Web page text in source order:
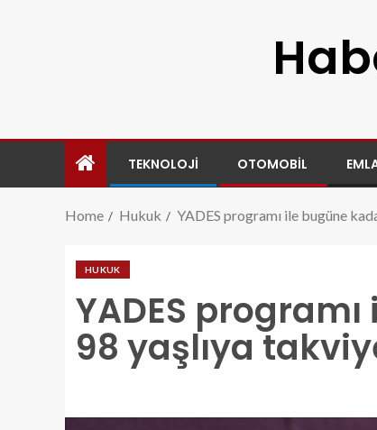
TEKNOLOJI OTOMOBIL
Home Hukuk YADES programı ile bugüne
HUKUK
YADES
98 yaşlıya